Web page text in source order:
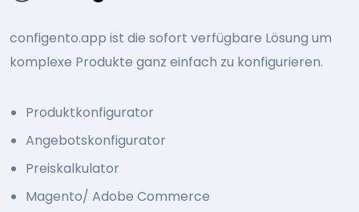
configento.app ist die sofort verfügbare Lösung um
komplexe Produkte ganz einfach zu konfigurieren.
Produktkonfigurator
Angebotskonfigurator
Preiskalkulator
Magento/ Adobe Commerce